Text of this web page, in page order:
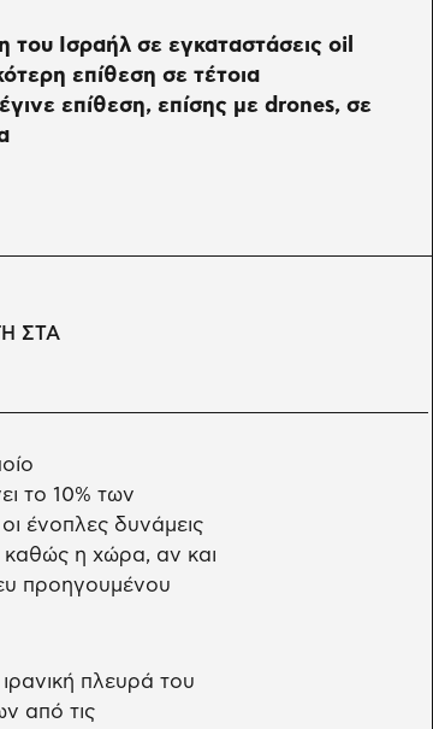
του Ισραήλ σε εγκαταστάσεις oil
επίθεση σε τέτοια
επίθεση, επίσης με drones, σε
ΣΤΑ
το 10% των
ένοπλες δυνάμεις
καθώς η χώρα, αν και
προηγουμένου
πλευρά του
από τις